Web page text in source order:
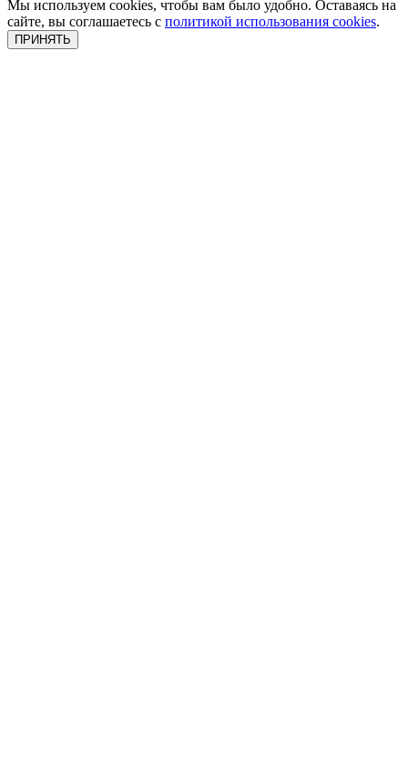
Мы используем cookies, чтобы вам было удобно. Оставаясь на
сайте, вы соглашаетесь с политикой использования cookies.
ПРИНЯТЬ